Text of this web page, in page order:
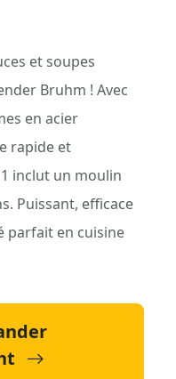
et soupes
Bruhm ! Avec
en acier
rapide et
inclut un moulin
Puissant, efficace
parfait en cuisine